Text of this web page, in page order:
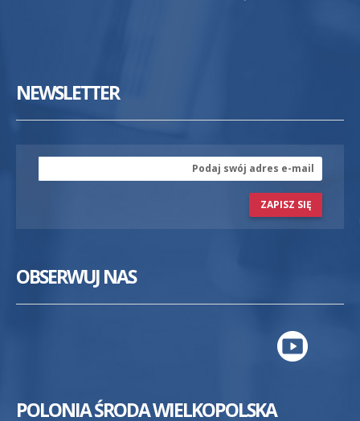
NEWSLETTER
ZAPISZ SIĘ
OBSERWUJ NAS
POLONIA ŚRODA WIELKOPOLSKA